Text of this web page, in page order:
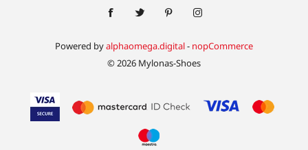
Powered byalphaomega.digital- nopCommerce
© 2026 Mylonas-Shoes